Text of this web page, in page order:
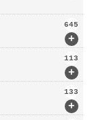
+
645
+
113
+
133